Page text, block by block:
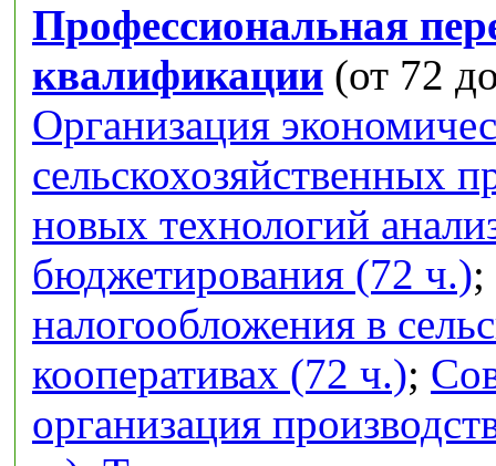
Профессиональная
квалификации (от 72
Организация
сельскохозяйственных
новых технологий
бюджетирования (72 ч.);
налогообложения в
кооперативах (72 ч.);
организация